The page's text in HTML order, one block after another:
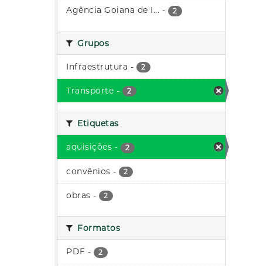
Agência Goiana de I... - 2
Grupos
Infraestrutura - 2
Transporte - 2
Etiquetas
aquisições - 2
convênios - 2
obras - 2
Formatos
PDF - 2